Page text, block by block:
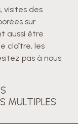
visites des
sur
aussi être
cloître, les
pas à nous
MULTIPLES